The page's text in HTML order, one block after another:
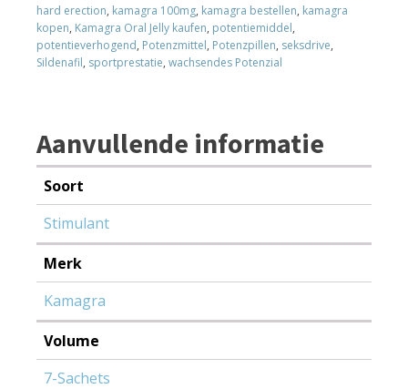
hard erection, kamagra 100mg, kamagra bestellen, kamagra
kopen, Kamagra Oral Jelly kaufen, potentiemiddel,
potentieverhogend, Potenzmittel, Potenzpillen, seksdrive,
Sildenafil, sportprestatie, wachsendes Potenzial
Aanvullende informatie
Soort
Stimulant
Merk
Kamagra
Volume
7-Sachets